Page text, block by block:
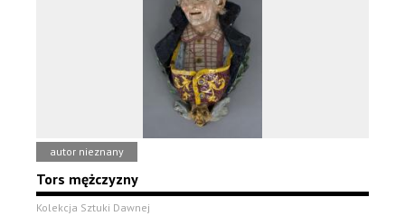
autor nieznany
Tors mężczyzny
Kolekcja Sztuki Dawnej